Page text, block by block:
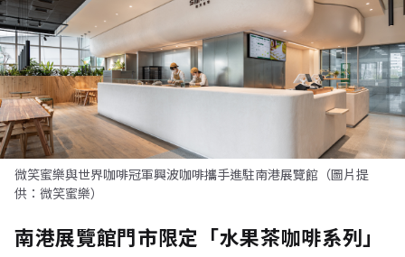
微笑蜜樂與世界咖啡冠軍興波咖啡攜手進駐南港展覽館（圖片提
供：微笑蜜樂）
南港展覽館門市限定「水果茶咖啡系列」